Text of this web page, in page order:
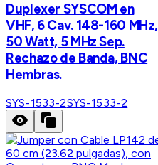
Duplexer SYSCOM en
VHF, 6 Cav. 148-160 MHz,
50 Watt, 5 MHz Sep.
Rechazo de Banda, BNC
Hembras.
SYS-1533-2SYS-1533-2